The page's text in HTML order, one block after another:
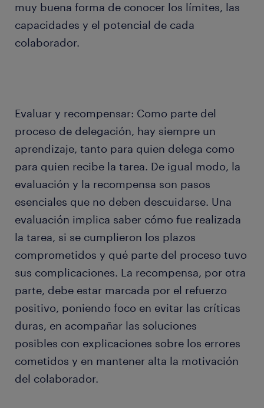
muy buena forma de conocer los límites, las
capacidades y el potencial de cada
colaborador.
Evaluar y recompensar: Como parte del
proceso de delegación, hay siempre un
aprendizaje, tanto para quien delega como
para quien recibe la tarea. De igual modo, la
evaluación y la recompensa son pasos
esenciales que no deben descuidarse. Una
evaluación implica saber cómo fue realizada
la tarea, si se cumplieron los plazos
comprometidos y qué parte del proceso tuvo
sus complicaciones. La recompensa, por otra
parte, debe estar marcada por el refuerzo
positivo, poniendo foco en evitar las críticas
duras, en acompañar las soluciones
posibles con explicaciones sobre los errores
cometidos y en mantener alta la motivación
del colaborador.